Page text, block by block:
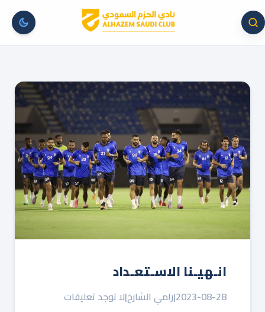
انـهيـنا الاسـتعـداد ‏⁧‫
2023-08-28
|رامي الشارخ|لا توجد تعليقات